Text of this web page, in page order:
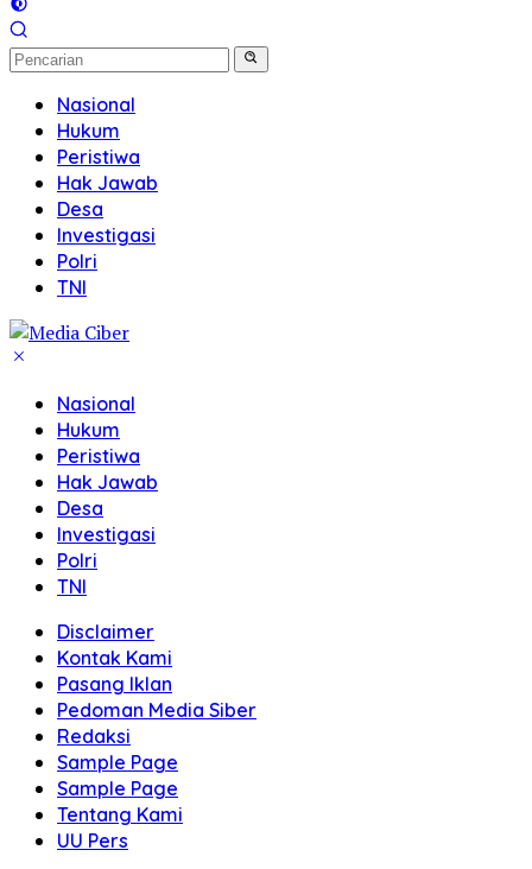
Nasional
Hukum
Peristiwa
Hak Jawab
Desa
Investigasi
Polri
TNI
Nasional
Hukum
Peristiwa
Hak Jawab
Desa
Investigasi
Polri
TNI
Disclaimer
Kontak Kami
Pasang Iklan
Pedoman Media Siber
Redaksi
Sample Page
Sample Page
Tentang Kami
UU Pers